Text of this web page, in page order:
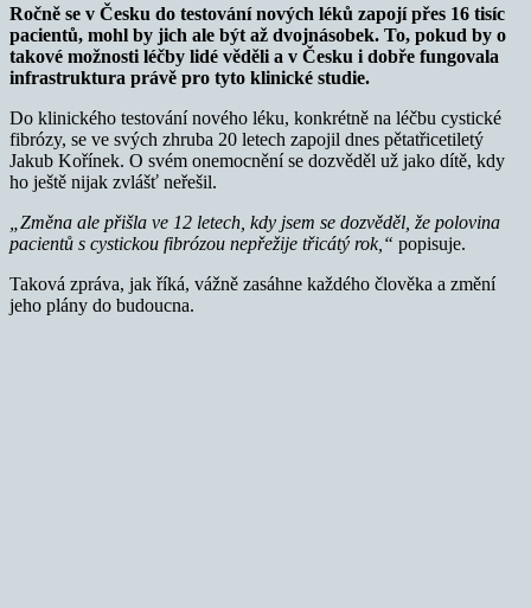
Ročně se v Česku do testování nových léků zapojí přes 16 tisíc
pacientů, mohl by jich ale být až dvojnásobek. To, pokud by o
takové možnosti léčby lidé věděli a v Česku i dobře fungovala
infrastruktura právě pro tyto klinické studie.
Do klinického testování nového léku, konkrétně na léčbu cystické
fibrózy, se ve svých zhruba 20 letech zapojil dnes pětatřicetiletý
Jakub Kořínek. O svém onemocnění se dozvěděl už jako dítě, kdy
ho ještě nijak zvlášť neřešil.
„Změna ale přišla ve 12 letech, kdy jsem se dozvěděl, že polovina
pacientů s cystickou fibrózou nepřežije třicátý rok,“ popisuje.
Taková zpráva, jak říká, vážně zasáhne každého člověka a změní
jeho plány do budoucna.